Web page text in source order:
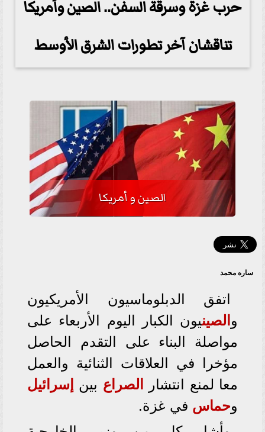
حرب غزة وسرقة السفن.. الصين وأمريكا
تناقشان آخر تطورات الشرق الأوسط
الصين و أمريكا
ساره محمد
اتفق الدبلوماسيون الأمريكيون
و الصينيون الكبار اليوم الأربعاء على
مواصلة البناء على التقدم الحاصل
مؤخرا في العلاقات الثنائية والعمل
معا لمنع انتشار
الصراع بين إسرائيل
وحماس في غزة.